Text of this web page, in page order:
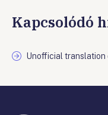
Kapcsolódó
Unofficial translation